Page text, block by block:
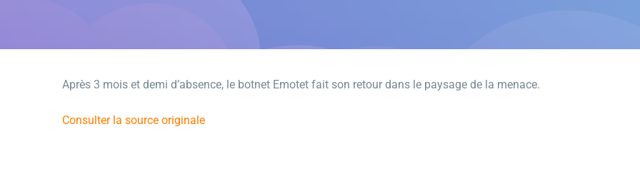
Après 3 mois et demi d’absence, le botnet Emotet fait son retour dans le paysage de la menace.
Consulter la source originale